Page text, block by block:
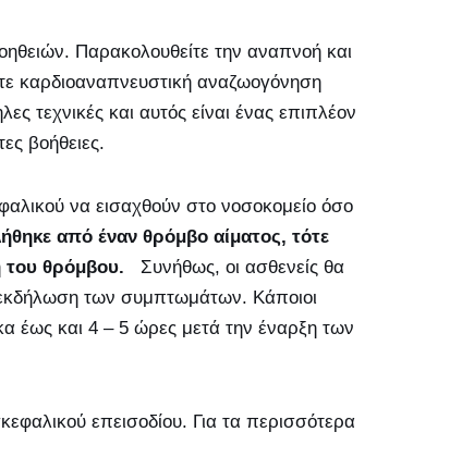
Παρακολουθείτε την αναπνοή και
καρδιοαναπνευστική αναζωογόνηση
τεχνικές και αυτός είναι ένας επιπλέον
βοήθειες.
να εισαχθούν στο νοσοκομείο όσο
από έναν θρόμβο αίματος, τότε
του θρόμβου.
Συνήθως, οι ασθενείς θα
των συμπτωμάτων. Κάποιοι
έως και 4 – 5 ώρες μετά την έναρξη των
επεισοδίου. Για τα περισσότερα